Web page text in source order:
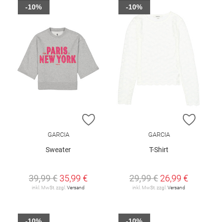
ZUR WUNSCHLISTE HINZUFÜGEN
GARCIA
Sweater
39,99 € 35,99 €
inkl. MwSt. zzgl.Versand
-10%
ZUR
GARCIA
T-Shirt
29,99 € 26,99 €
inkl. MwSt. zzgl.Versand
-10%